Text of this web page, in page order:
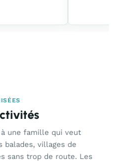
une famille qui veut
balades, villages de
sans trop de route. Les